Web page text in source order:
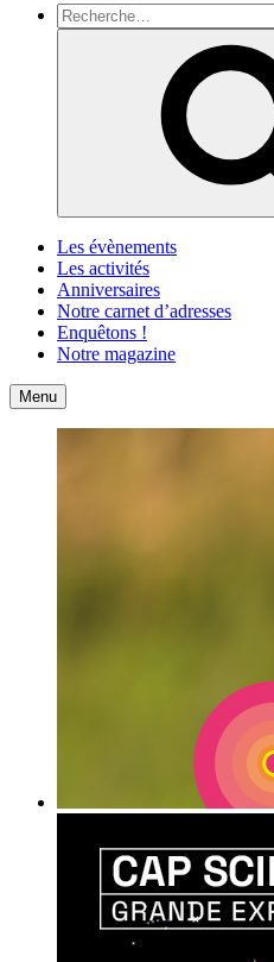
Recherche
pour
Les évènements
Les activités
Anniversaires
Notre carnet d’adresses
Enquêtons !
Notre magazine
Accueil
Menu Contact